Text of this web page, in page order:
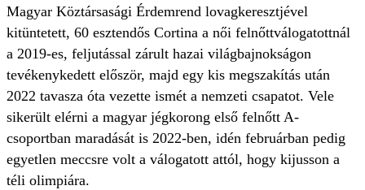
Magyar Köztársasági Érdemrend lovagkeresztjével
kitüntetett, 60 esztendős Cortina a női felnőttválogatottnál
a 2019-es, feljutással zárult hazai világbajnokságon
tevékenykedett először, majd egy kis megszakítás után
2022 tavasza óta vezette ismét a nemzeti csapatot. Vele
sikerült elérni a magyar jégkorong első felnőtt A-
csoportban maradását is 2022-ben, idén februárban pedig
egyetlen meccsre volt a válogatott attól, hogy kijusson a
téli olimpiára.